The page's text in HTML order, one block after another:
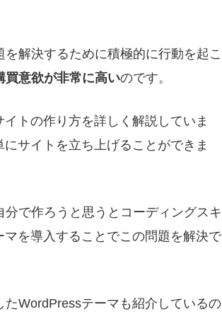
解決するために積極的に行動を起こ
買意欲が非常に高いのです。
トの作り方を詳しく解説していま
サイトを立ち上げることができま
分で作ろうと思うとコーディングスキ
を導入することでこの問題を解決で
WordPressテーマも紹介しているの